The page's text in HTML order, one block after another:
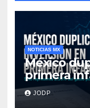
NOTICIAS MX
México
primera
destina
público
JODP